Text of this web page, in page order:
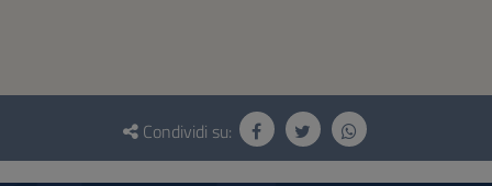
Questionario
social
Condividi su: